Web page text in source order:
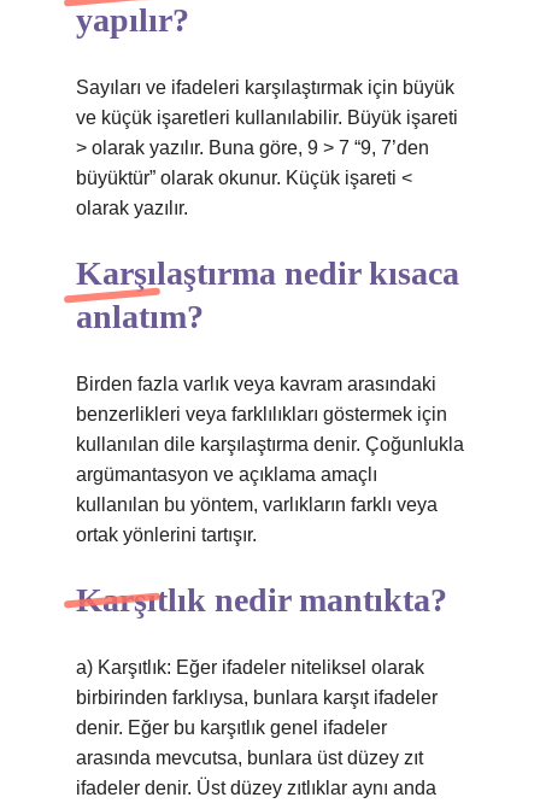
yapılır?
Sayıları ve ifadeleri karşılaştırmak için büyük
ve küçük işaretleri kullanılabilir. Büyük işareti
> olarak yazılır. Buna göre, 9 > 7 “9, 7’den
büyüktür” olarak okunur. Küçük işareti <
olarak yazılır.
Karşılaştırma nedir kısaca
anlatım?
Birden fazla varlık veya kavram arasındaki
benzerlikleri veya farklılıkları göstermek için
kullanılan dile karşılaştırma denir. Çoğunlukla
argümantasyon ve açıklama amaçlı
kullanılan bu yöntem, varlıkların farklı veya
ortak yönlerini tartışır.
Karşıtlık nedir mantıkta?
a) Karşıtlık: Eğer ifadeler niteliksel olarak
birbirinden farklıysa, bunlara karşıt ifadeler
denir. Eğer bu karşıtlık genel ifadeler
arasında mevcutsa, bunlara üst düzey zıt
ifadeler denir. Üst düzey zıtlıklar aynı anda